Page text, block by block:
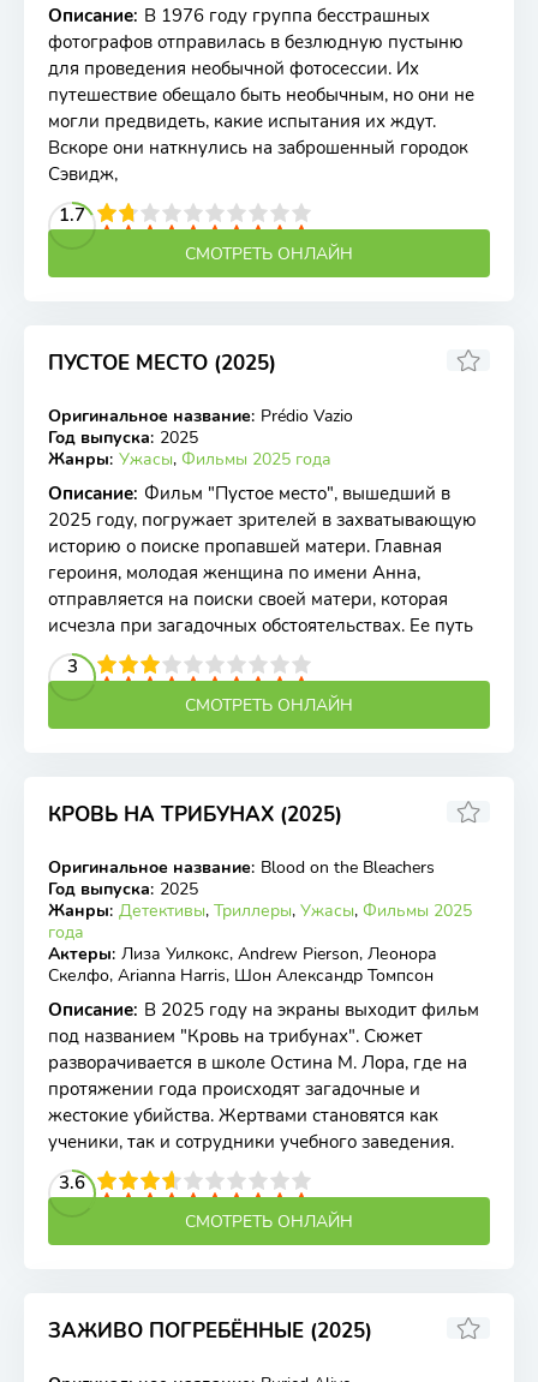
Описание: В 1976 году группа бесстрашных
фотографов отправилась в безлюдную пустыню
для проведения необычной фотосессии. Их
путешествие обещало быть необычным, но они не
могли предвидеть, какие испытания их ждут.
Вскоре они наткнулись на заброшенный городок
Сэвидж,
1.7
4 5 6 7 8 9 10
СМОТРЕТЬ ОНЛАЙН
ПУСТОЕ МЕСТО (2025)
WEB-DL
Оригинальное название: Prédio Vazio
Год выпуска: 2025
Жанры: Ужасы, Фильмы 2025 года
Описание: Фильм "Пустое место", вышедший в
2025 году, погружает зрителей в захватывающую
историю о поиске пропавшей матери. Главная
героиня, молодая женщина по имени Анна,
отправляется на поиски своей матери, которая
исчезла при загадочных обстоятельствах. Ее путь
3
4 5 6 7 8 9 10
СМОТРЕТЬ ОНЛАЙН
КРОВЬ НА ТРИБУНАХ (2025)
WEB-DL
4.1
Оригинальное название: Blood on the Bleachers
Год выпуска: 2025
Жанры: Детективы, Триллеры, Ужасы, Фильмы 2025
года
Актеры: Лиза Уилкокс, Andrew Pierson, Леонора
Скелфо, Arianna Harris, Шон Александр Томпсон
Описание: В 2025 году на экраны выходит фильм
под названием "Кровь на трибунах". Сюжет
разворачивается в школе Остина М. Лора, где на
протяжении года происходят загадочные и
жестокие убийства. Жертвами становятся как
ученики, так и сотрудники учебного заведения.
3.6
4 5 6 7 8 9 10
СМОТРЕТЬ ОНЛАЙН
ЗАЖИВО ПОГРЕБЁННЫЕ (2025)